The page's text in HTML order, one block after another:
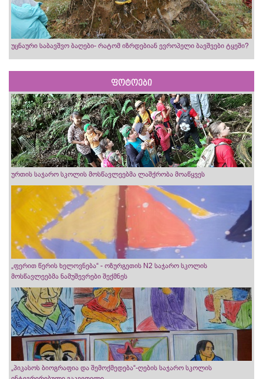
უცნაური საბავშვო ბაღები- რატომ იზრდებიან ევროპელი ბავშვები ტყეში?
ფოტოები
ურთის საჯარო სკოლის მოსწავლეებმა ლაშქრობა მოაწყვეს
„ფერით წერის ხელოვნება“ - ოზურგეთის N2 საჯარო სკოლის
მოსწავლეებმა ნამუშევრები შექმნეს
„პიკასოს ბიოგრაფია და შემოქმედება“-ღების საჯარო სკოლის